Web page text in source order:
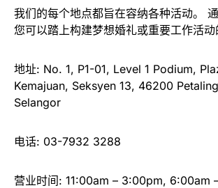
我们的每个地点都旨在容纳各种活动。 通
您可以踏上构建梦想婚礼或重要工作活动
地址: No. 1, P1-01, Level 1 Podium,
Kemajuan, Seksyen 13, 46200
Selangor
电话: 03-7932 3288
营业时间: 11:00am – 3:00pm, 6:00am